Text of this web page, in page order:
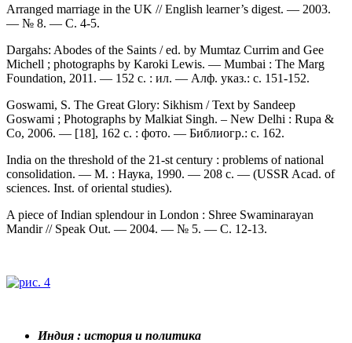
Arranged marriage in the UK // English learner’s digest. — 2003.
— № 8. — С. 4-5.
Dargahs: Abodes of the Saints / ed. by Mumtaz Currim and Gee
Michell ; photographs by Karoki Lewis. — Mumbai : The Marg
Foundation, 2011. — 152 с. : ил. — Алф. указ.: с. 151-152.
Goswami, S. The Great Glory: Sikhism / Text by Sandeep
Goswami ; Photographs by Malkiat Singh. – New Delhi : Rupa &
Co, 2006. — [18], 162 с. : фото. — Библиогр.: с. 162.
India on the threshold of the 21-st century : problems of national
consolidation. — М. : Наука, 1990. — 208 с. — (USSR Acad. of
sciences. Inst. of oriental studies).
A piece of Indian splendour in London : Shree Swaminarayan
Mandir // Speak Out. — 2004. — № 5. — С. 12-13.
Индия : история и политика